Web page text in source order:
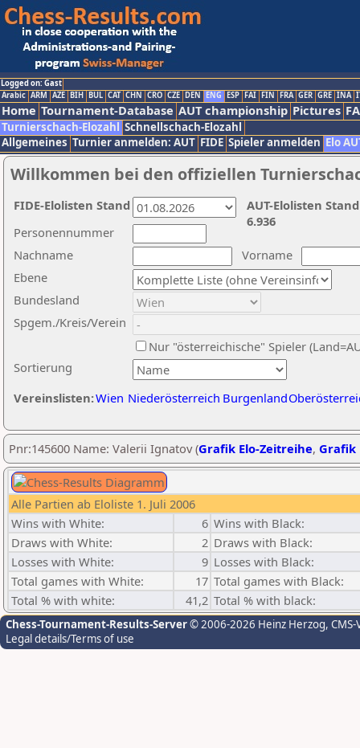
Logged on: Gast
Arabic ARM AZE BIH BUL CAT CHN CRO CZE DEN ENG ESP FAI FIN FRA GER GRE INA
Home Tournament-Database AUT championship Pictures
Turnierschach-Elozahl Schnellschach-Elozahl
Allgemeines Turnier anmelden: AUT FIDE Spieler anmelden Elo
Willkommen bei den offiziellen
Nachname
Vorname
Ebene
Sortierung
Personennummer
Bundesland
Spgem./Kreis/Verein
Nur "österreichische" Spieler
Vereinslisten:Wien Niederösterreich Burgenland
AUT-Elolisten
6.936
FIDE-Elolisten Stand
Pnr:145600 Name: Valerii Ignatov (Grafik Elo-Zeitreihe, Grafik
Alle Partien ab Eloliste 1. Juli 2006
Wins with White:
6 Wins with Black:
Draws with White:
2 Draws with Black:
Losses with White:
9 Losses with Black:
Total games with White:
17 Total games with Black:
Total % with white:
41,2 Total % with black:
Chess-Tournament-Results-Server© 2006-2026 Heinz Herzog,
Legal details/Terms of use